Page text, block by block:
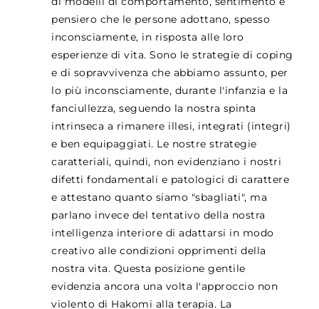
pensiero che le persone adottano, spesso
inconsciamente, in risposta alle loro
esperienze di vita. Sono le strategie di coping
e di sopravvivenza che abbiamo assunto, per
lo più inconsciamente, durante l'infanzia e la
fanciullezza, seguendo la nostra spinta
intrinseca a rimanere illesi, integrati (integri)
e ben equipaggiati. Le nostre strategie
caratteriali, quindi, non evidenziano i nostri
difetti fondamentali e patologici di carattere
e attestano quanto siamo "sbagliati", ma
parlano invece del tentativo della nostra
intelligenza interiore di adattarsi in modo
creativo alle condizioni opprimenti della
nostra vita. Questa posizione gentile
evidenzia ancora una volta l'approccio non
violento di Hakomi alla terapia. La